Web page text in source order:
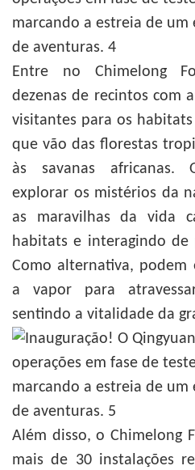
Entre no Chimelong
dezenas de recintos com
visitantes para os
que vão das florestas
às savanas africanas.
explorar os mistérios da
as maravilhas da vida
habitats e interagindo de
Como alternativa, podem
a vapor para
sentindo a vitalidade da
Além disso, o Chimelong
mais de 30 instalações